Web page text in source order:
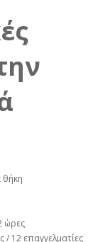
ώρες
/ 12 επαγγελματίες